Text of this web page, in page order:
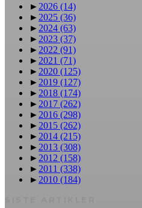
► 2026 (14)
► 2025 (36)
► 2024 (63)
► 2023 (37)
► 2022 (91)
► 2021 (71)
► 2020 (125)
► 2019 (127)
► 2018 (174)
► 2017 (262)
► 2016 (298)
► 2015 (262)
► 2014 (215)
► 2013 (308)
► 2012 (158)
► 2011 (338)
► 2010 (184)